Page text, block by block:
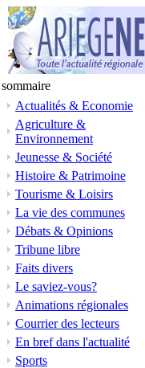
sommaire
Actualités & Economie
Agriculture &
Environnement
Jeunesse & Société
Histoire & Patrimoine
Tourisme & Loisirs
La vie des communes
Débats & Opinions
Tribune libre
Faits divers
Le saviez-vous?
Animations régionales
Courrier des lecteurs
En bref dans l'actualité
Sports